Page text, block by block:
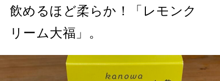
飲めるほど柔らか！「レモンク
リーム大福」。